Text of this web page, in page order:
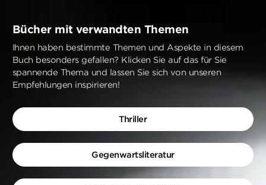
Bücher mit verwandten Themen
Ihnen haben bestimmte Themen und Aspekte in diesem
Buch besonders gefallen? Klicken Sie auf das für Sie
spannende Thema und lassen Sie sich von unseren
Empfehlungen inspirieren!
Thriller
Gegenwartsliteratur